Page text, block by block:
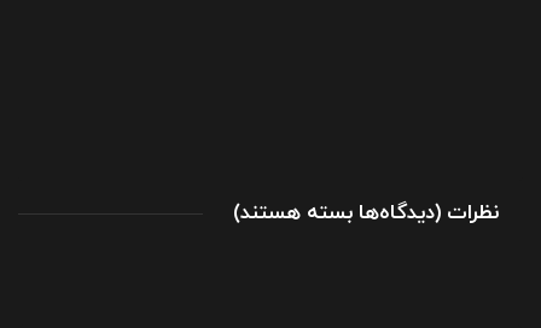
( دیدگاه‌ها
برای بسته هستند ) نظرات